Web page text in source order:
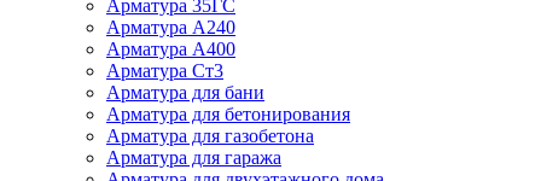
Арматура 35ГС
Арматура А240
Арматура А400
Арматура Ст3
Арматура для бани
Арматура для бетонирования
Арматура для газобетона
Арматура для гаража